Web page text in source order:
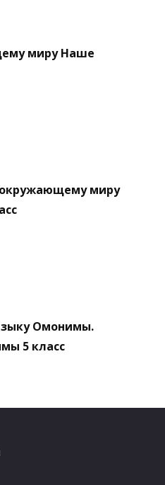
миру Наше
миру
Омонимы.
5 класс